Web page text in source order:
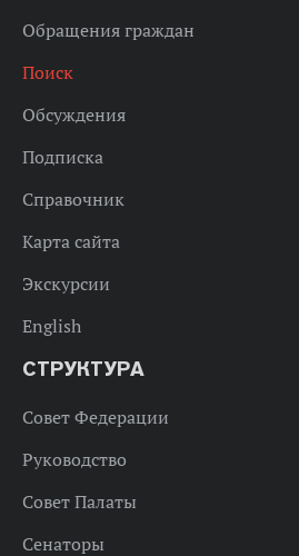
Обращения граждан
Поиск
Обсуждения
Подписка
Справочник
Карта сайта
Экскурсии
English
СТРУКТУРА
Совет Федерации
Руководство
Совет Палаты
Сенаторы